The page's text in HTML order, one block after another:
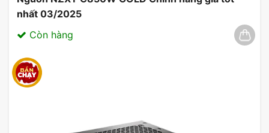
nhất 03/2025
Còn hàng